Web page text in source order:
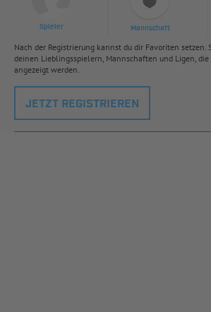
Spieler Mannschaft
Nach der Registrierung kannst du dir Favoriten setzen.
deinen Lieblingsspielern, Mannschaften und Ligen,
angezeigt werden.
JETZT REGISTRIEREN